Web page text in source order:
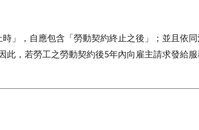
」，自應包含「勞動契約終止之後」；並且依
此，若勞工之勞動契約後5年內向雇主請求發給